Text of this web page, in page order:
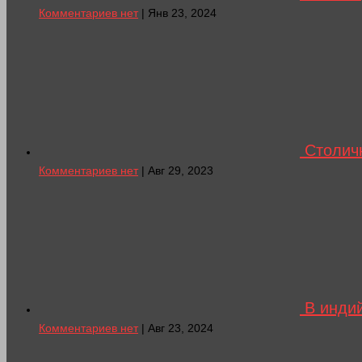
Комментариев нет| Янв 23, 2024
Комментариев нет| Авг 29, 2023
В
Комментариев нет| Авг 23, 2024